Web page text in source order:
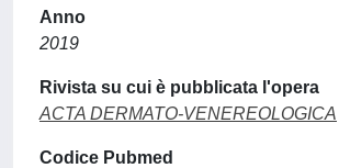
Anno
2019
Rivista su cui è pubblicata l'opera
ACTA DERMATO-VENEREOLOGICA
Codice Pubmed